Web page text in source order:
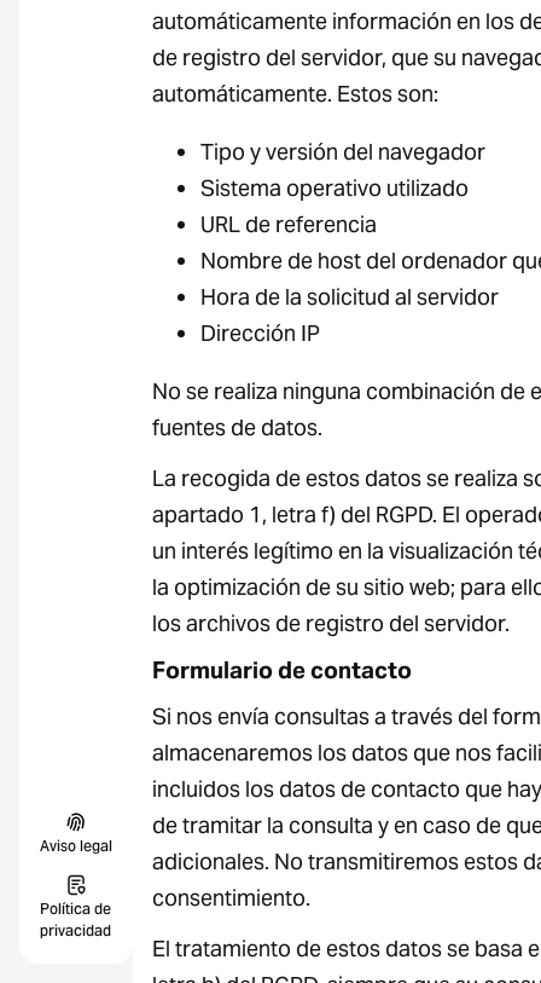
Aviso legal
Política de
privacidad
automáticamente información en los
de registro del servidor, que su
automáticamente. Estos son:
Tipo y versión del navegador
Sistema operativo utilizado
URL de referencia
Nombre de host del ordenador
Hora de la solicitud al servidor
Dirección IP
No se realiza ninguna combinación de
fuentes de datos.
La recogida de estos datos se realiza
apartado 1, letra f) del RGPD. El
un interés legítimo en la visualización
la optimización de su sitio web; para
los archivos de registro del servidor.
Formulario de contacto
Si nos envía consultas a través del
almacenaremos los datos que nos
incluidos los datos de contacto que
de tramitar la consulta y en caso de
adicionales. No transmitiremos estos
consentimiento.
El tratamiento de estos datos se basa